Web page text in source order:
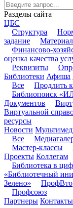
Разделы сайта
ЦБС
Структура
задание
Финансово-
оценка качества
Реквизиты
Библиотеки Афиша
Все
Продлить
Библиопоиск
Документов
Виртуальной
ресурсы
Новости
Все
Мастер-классы
Проекты Коллегам
Библиотека в
«Библиотечный
Зелено»
Профсоюз
Партнеры Контакты